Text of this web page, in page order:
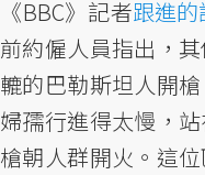
《BBC》記者跟進的
前約僱人員指出，
轆的巴勒斯坦人開
婦孺行進得太慢，
槍朝人群開火。這